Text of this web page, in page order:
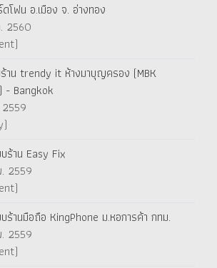
ดโฟน อ.เมือง จ. อ่างทอง
2560
าน trendy it ห้างมาบุญครอง (MBK
- Bangkok
ร้าน Easy Fix
2559
ร้านมือถือ KingPhone ม.หอการค้า กทม.
2559